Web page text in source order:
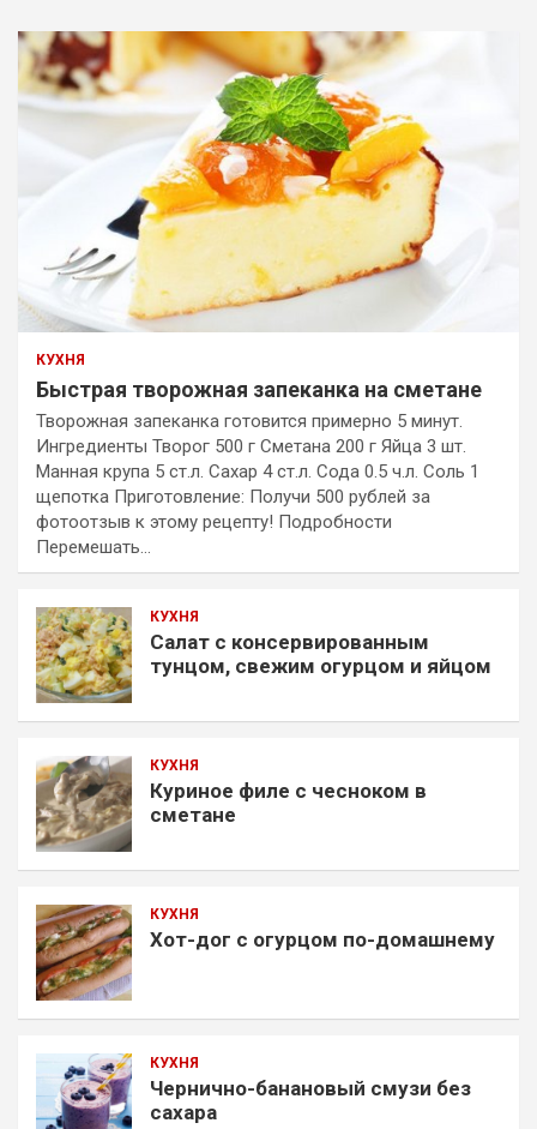
КУХНЯ
Быстрая творожная запеканка на сметане
Творожная запеканка готовится примерно 5 минут.
Ингредиенты Творог 500 г Сметана 200 г Яйца 3 шт.
Манная крупа 5 ст.л. Сахар 4 ст.л. Сода 0.5 ч.л. Соль 1
щепотка Приготовление: Получи 500 рублей за
фотоотзыв к этому рецепту! Подробности
Перемешать…
КУХНЯ
Салат с консервированным
тунцом, свежим огурцом и яйцом
КУХНЯ
Куриное филе с чесноком в
сметане
КУХНЯ
Хот-дог с огурцом по-домашнему
КУХНЯ
Чернично-банановый смузи без
сахара